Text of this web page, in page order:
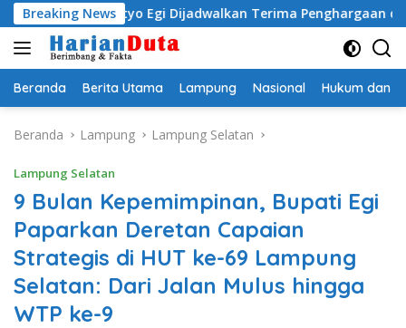
Langsung
ke
konten
Breaking News
Egi Dijadwalkan Terima Penghargaan dari HKBP
Beranda Berita Utama Lampung Nasional Hukum dan
Beranda Lampung Lampung Selatan
Lampung Selatan
9 Bulan Kepemimpinan, Bupati Egi
Paparkan Deretan Capaian
Strategis di HUT ke-69 Lampung
Selatan: Dari Jalan Mulus hingga
WTP ke-9